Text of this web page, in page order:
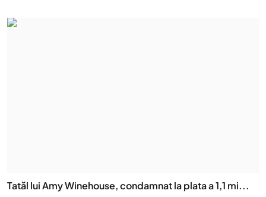
Tatăl lui Amy Winehouse, condamnat la plata a 1,1 mi...